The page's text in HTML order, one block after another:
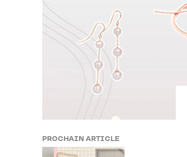
PROCHAIN ARTICLE